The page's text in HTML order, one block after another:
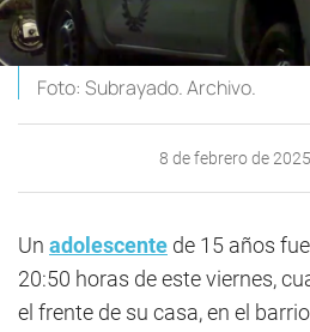
Foto: Subrayado. Archivo.
8 de febrero de
Un adolescente de 15 años
20:50 horas de este viernes,
el frente de su casa, en el